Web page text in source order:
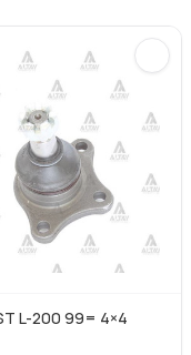
99= 4×4